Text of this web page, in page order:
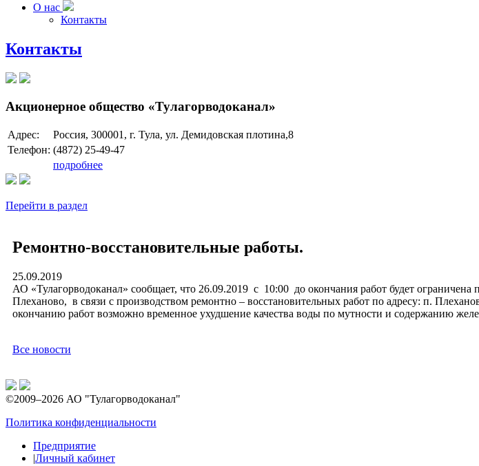
О нас
Контакты
Контакты
Акционерное общество «Тулагорводоканал»
Адрес:
Россия, 300001, г. Тула, ул. Демидовская плотина,8
Телефон: (4872) 25-49-47
подробнее
Перейти в раздел
Ремонтно-восстановительные работы.
25.09.2019
АО «Тулагорводоканал» сообщает, что 26.09.2019 с 10:00 до окончания работ будет ограничена
Плеханово, в связи с производством ремонтно – восстановительных работ по адресу: п.
окончанию работ возможно временное ухудшение качества воды по мутности и содержанию
Все новости
©2009–2026 АО "Тулагорводоканал"
Политика конфиденциальности
Предприятие
|Личный кабинет